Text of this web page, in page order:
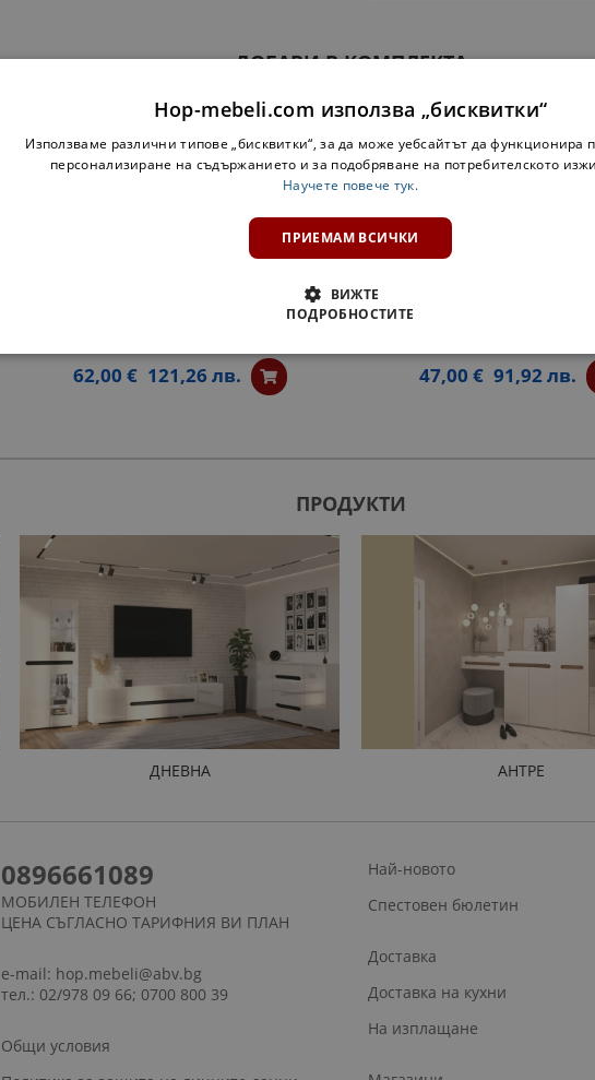
ДОБАВИ В КОМПЛЕКТА
ОТВОРЕН ШКАФ ЗА БУТИЛКИ ОЛЯ
62,00 € 121,26 лв. 47,00 € 91,92 лв.
ПРОДУКТИ
ДНЕВНА АНТРЕ
0896661089
МОБИЛЕН ТЕЛЕФОН
ЦЕНА СЪГЛАСНО ТАРИФНИЯ ВИ ПЛАН
e-mail: hop.mebeli@abv.bg
тел.: 02/978 09 66; 0700 800 39
Общи условия
Най-новото
Спестовен бюлетин
Доставка
Доставка на кухни
На изплащане
Hop-mebeli.com използва „бисквитки“
Използваме различни типове „бисквитки“, за да може уебсайтът да функционира
персонализиране на съдържанието и за подобряване на потребителското
Научете повече тук.
ПРИЕМАМ ВСИЧКИ
ВИЖТЕ
ПОДРОБНОСТИТЕ